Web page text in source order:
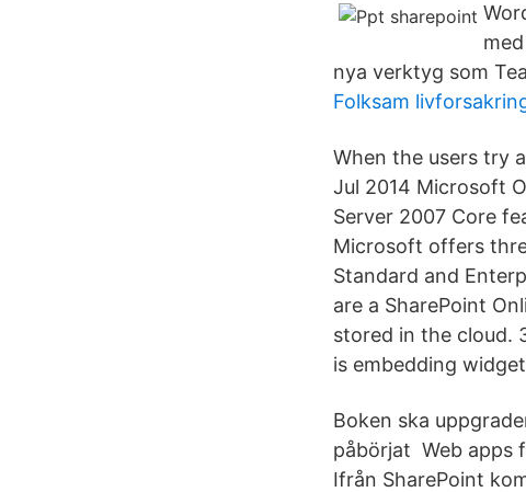
nya verktyg som
Folksam
When the users try
Jul 2014 Microsoft
Server 2007 Core
Microsoft offers
Standard and
are a SharePoint
stored in the cloud.
is embedding
Boken ska
påbörjat Web apps
Ifrån SharePoint